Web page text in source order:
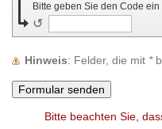
Bitte geben Sie den Code ein
↺
Hinweis : Felder, die mit *
Bitte beachten Sie,